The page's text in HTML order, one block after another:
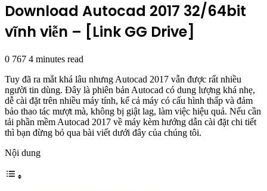
Download Autocad 2017 32/64bit
vĩnh viễn – [Link GG Drive]
0 767 4 minutes read
Tuy đã ra mắt khá lâu nhưng Autocad 2017 vẫn được rất nhiều
người tin dùng. Đây là phiên bản Autocad có dung lượng khá nhẹ,
dễ cài đặt trên nhiều máy tính, kể cả máy có cấu hình thấp và đảm
bảo thao tác mượt mà, không bị giật lag, làm việc hiệu quả. Nếu cần
tải phần mềm Autocad 2017 về máy kèm hướng dẫn cài đặt chi tiết
thì bạn đừng bỏ qua bài viết dưới đây của chúng tôi.
Nội dung